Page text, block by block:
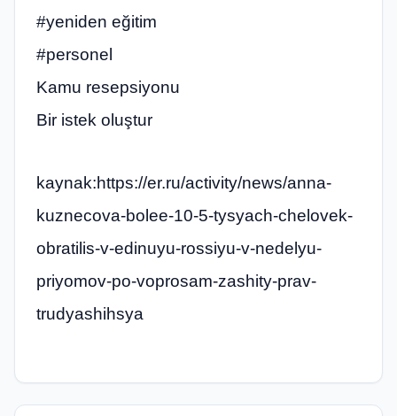
#yeniden eğitim
#personel
Kamu resepsiyonu
Bir istek oluştur
kaynak:https://er.ru/activity/news/anna-
kuznecova-bolee-10-5-tysyach-chelovek-
obratilis-v-edinuyu-rossiyu-v-nedelyu-
priyomov-po-voprosam-zashity-prav-
trudyashihsya